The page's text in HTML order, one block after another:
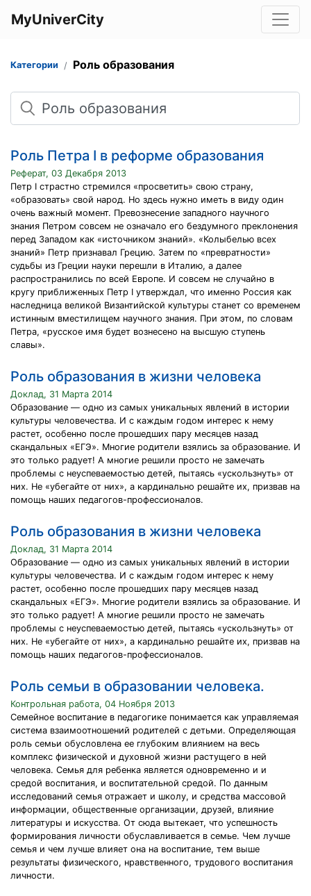
MyUniverCity
Категории Роль образования
Поиск
Роль Петра I в реформе образования
Реферат, 03 Декабря 2013
Петр I страстно стремился «просветить» свою страну,
«образовать» свой народ. Но здесь нужно иметь в виду один
очень важный момент. Превознесение западного научного
знания Петром совсем не означало его бездумного преклонения
перед Западом как «источником знаний». «Колыбелью всех
знаний» Петр признавал Грецию. Затем по «превратности»
судьбы из Греции науки перешли в Италию, а далее
распространились по всей Европе. И совсем не случайно в
кругу приближенных Петр I утверждал, что именно Россия как
наследница великой Византийской культуры станет со временем
истинным вместилищем научного знания. При этом, по словам
Петра, «русское имя будет вознесено на высшую ступень
славы».
Роль образования в жизни человека
Доклад, 31 Марта 2014
Образование — одно из самых уникальных явлений в истории
культуры человечества. И с каждым годом интерес к нему
растет, особенно после прошедших пару месяцев назад
скандальных «ЕГЭ». Многие родители взялись за образование. И
это только радует! А многие решили просто не замечать
проблемы с неуспеваемостью детей, пытаясь «ускользнуть» от
них. Не «убегайте от них», а кардинально решайте их, призвав на
помощь наших педагогов-профессионалов.
Роль образования в жизни человека
Доклад, 31 Марта 2014
Образование — одно из самых уникальных явлений в истории
культуры человечества. И с каждым годом интерес к нему
растет, особенно после прошедших пару месяцев назад
скандальных «ЕГЭ». Многие родители взялись за образование. И
это только радует! А многие решили просто не замечать
проблемы с неуспеваемостью детей, пытаясь «ускользнуть» от
них. Не «убегайте от них», а кардинально решайте их, призвав на
помощь наших педагогов-профессионалов.
Роль семьи в образовании человека.
Контрольная работа, 04 Ноября 2013
Семейное воспитание в педагогике понимается как управляемая
система взаимоотношений родителей с детьми. Определяющая
роль семьи обусловлена ее глубоким влиянием на весь
комплекс физической и духовной жизни растущего в ней
человека. Семья для ребенка является одновременно и и
средой воспитания, и воспитательной средой. По данным
исследований семья отражает и школу, и средства массовой
информации, общественные организации, друзей, влияние
литературы и искусства. От сюда вытекает, что успешность
формирования личности обуславливается в семье. Чем лучше
семья и чем лучше влияет она на воспитание, тем выше
результаты физического, нравственного, трудового воспитания
личности.